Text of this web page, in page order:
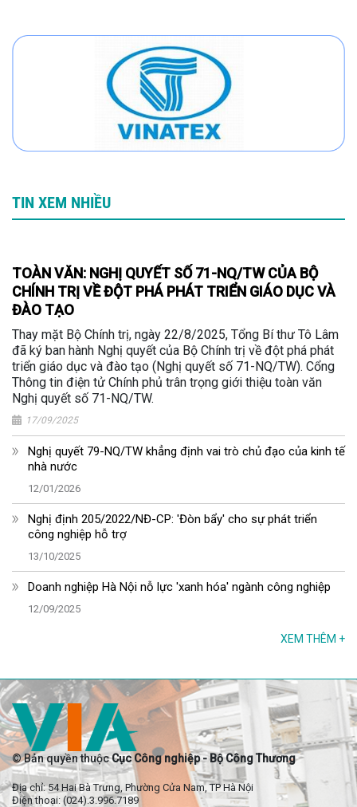
TIN XEM NHIỀU
TOÀN VĂN: NGHỊ QUYẾT SỐ 71-NQ/TW CỦA BỘ
CHÍNH TRỊ VỀ ĐỘT PHÁ PHÁT TRIỂN GIÁO DỤC VÀ
ĐÀO TẠO
Thay mặt Bộ Chính trị, ngày 22/8/2025, Tổng Bí thư Tô Lâm
đã ký ban hành Nghị quyết của Bộ Chính trị về đột phá phát
triển giáo dục và đào tạo (Nghị quyết số 71-NQ/TW). Cổng
Thông tin điện tử Chính phủ trân trọng giới thiệu toàn văn
Nghị quyết số 71-NQ/TW.
17/09/2025
Nghị quyết 79-NQ/TW khẳng định vai trò chủ đạo của kinh tế
nhà nước
12/01/2026
Nghị định 205/2022/NĐ-CP: 'Đòn bẩy' cho sự phát triển
công nghiệp hỗ trợ
13/10/2025
Doanh nghiệp Hà Nội nỗ lực 'xanh hóa' ngành công nghiệp
12/09/2025
XEM THÊM +
© Bản quyền thuộcCục Công nghiệp - Bộ Công Thương
Địa chỉ: 54 Hai Bà Trưng, Phường Cửa Nam, TP Hà Nội
Điện thoại: (024).3.996.7189